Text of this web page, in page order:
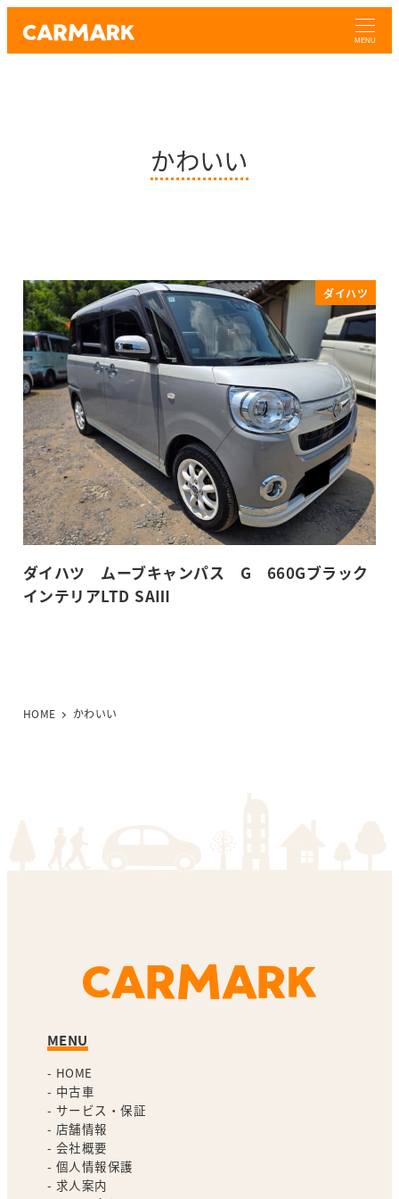
MENU
かわいい
ダイハツ
ダイハツ ムーブキャンパス G 660Gブラック
インテリアLTD SAⅢ
HOME かわいい
MENU
- HOME
- 中古車
- サービス・保証
- 店舗情報
- 会社概要
- 個人情報保護
- 求人案内